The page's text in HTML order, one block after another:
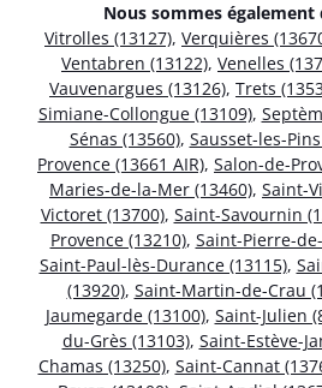
Nous sommes également
Vitrolles (13127), Verquières
Ventabren (13122), Venelles
Vauvenargues (13126), Trets
Simiane-Collongue (13109),
Sénas (13560), Sausset-les-
Provence (13661 AIR), Salon-de-
Maries-de-la-Mer (13460), Saint-
Victoret (13700), Saint-Savournin
Provence (13210), Saint-Pierre-
Saint-Paul-lès-Durance (13115),
(13920), Saint-Martin-de-Crau
Jaumegarde (13100), Saint-Julien
du-Grès (13103), Saint-Estève-
Chamas (13250), Saint-Cannat